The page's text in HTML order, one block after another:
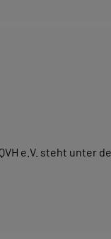
e.V. steht unter